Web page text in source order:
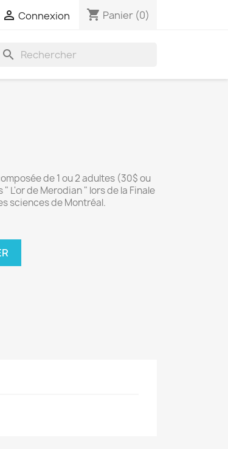
 Connexion shopping_cart Panier (0)
search
de 1 ou 2 adultes (30$ ou
de Merodian " lors de la Finale
sciences de Montréal.